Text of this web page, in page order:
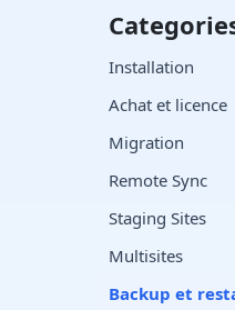
Installation
Achat et licence
Migration
Remote Sync
Staging Sites
Multisites
Backup et